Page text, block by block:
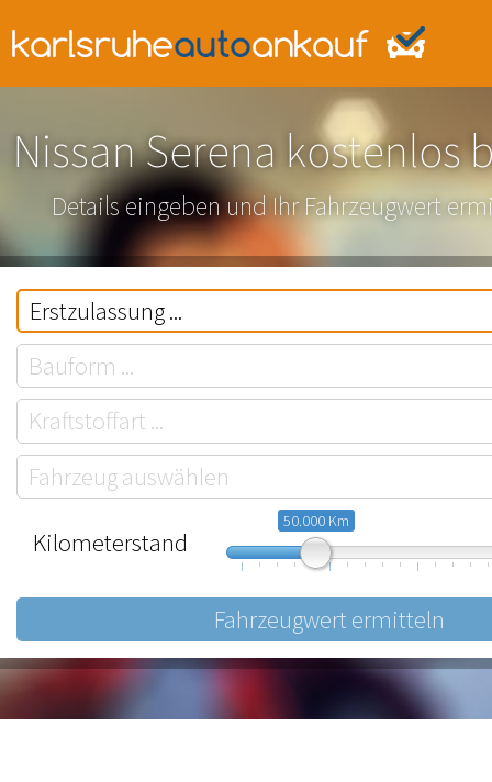
Nissan Serena kostenlos
Details eingeben und Ihr Fahrzeugwert
Kilometerstand
50.000 Km